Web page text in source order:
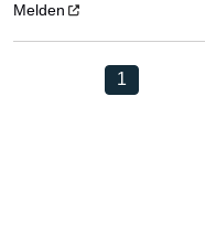
Melden
1